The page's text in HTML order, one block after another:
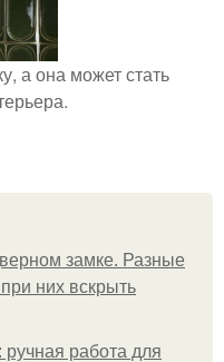
а она может стать
замке. Разные
них вскрыть
ручная работа для